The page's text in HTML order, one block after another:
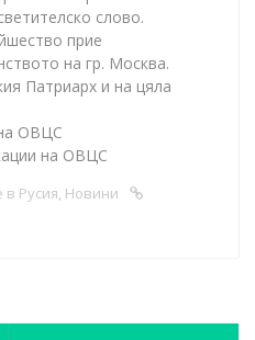
слово.
прие
на гр. Москва.
Патриарх и на цяла
ОВЦС
на ОВЦС
Русия Новини